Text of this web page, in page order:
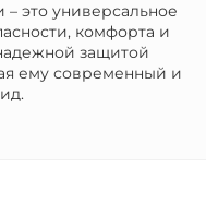
это универсальное
комфорта и
защитой
ему современный и